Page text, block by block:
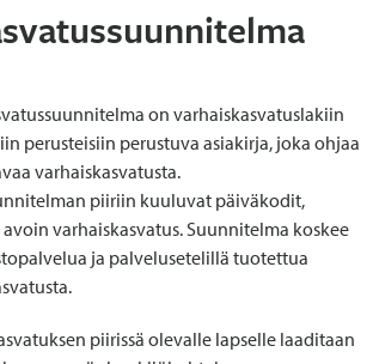
on varhaiskasvatuslakiin
perusteisiin perustuva asiakirja, joka ohjaa
varhaiskasvatusta.
piiriin kuuluvat päiväkodit,
varhaiskasvatus. Suunnitelma koskee
ja palvelusetelillä tuotettua
piirissä olevalle lapselle laaditaan